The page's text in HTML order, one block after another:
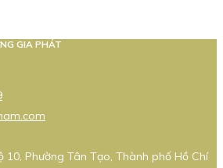
GIA PHÁT
10, Phường Tân Tạo, Thành phố Hồ Chí